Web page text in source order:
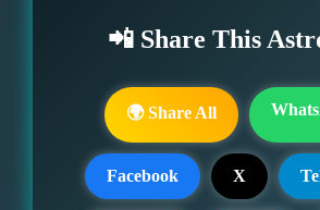
📲 Share This
🌍 Share All
Facebook X